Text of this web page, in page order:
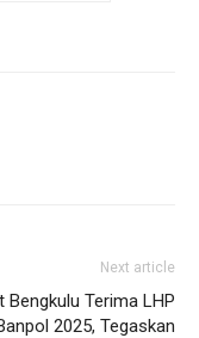
Next article
Bengkulu Terima LHP
2025, Tegaskan